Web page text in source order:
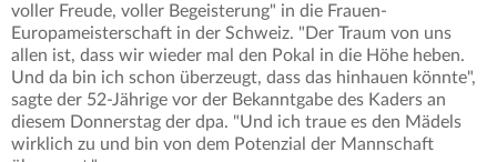
voller Freude, voller Begeisterung" in die Frauen-
Europameisterschaft in der Schweiz. "Der Traum von uns
allen ist, dass wir wieder mal den Pokal in die Höhe heben.
Und da bin ich schon überzeugt, dass das hinhauen könnte",
sagte der 52-Jährige vor der Bekanntgabe des Kaders an
diesem Donnerstag der dpa. "Und ich traue es den Mädels
wirklich zu und bin von dem Potenzial der Mannschaft